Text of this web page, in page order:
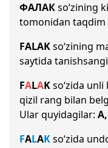
ФАЛАКso‘zining
tomonidan taqdim
FALAKso‘zining
saytida
FALAKso‘zida
qizil rang bilan
Ular quyidagilar:
FALAKso‘zida